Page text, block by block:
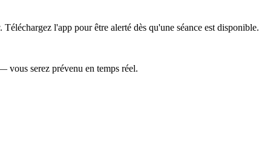
Téléchargez l'app pour être alerté dès qu'une séance est disponible.
serez prévenu en temps réel.